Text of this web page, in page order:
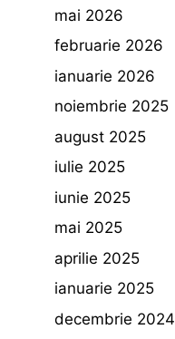
mai 2026
februarie 2026
ianuarie 2026
noiembrie 2025
august 2025
iulie 2025
iunie 2025
mai 2025
aprilie 2025
ianuarie 2025
decembrie 2024